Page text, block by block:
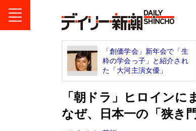
「創価学会」新年会で「生
粋の学会っ子」と紹介され
た「大河主演女優」
「朝ドラ」ヒロイン
なぜ、日本一の「狭き